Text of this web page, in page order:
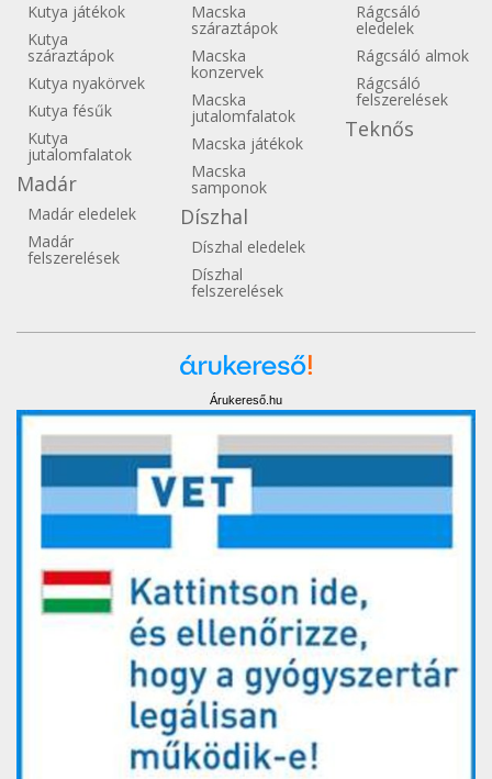
Kutya játékok
Kutya
száraztápok
Kutya nyakörvek
Kutya fésűk
Kutya
jutalomfalatok
Madár
Madár eledelek
Madár
felszerelések
Macska
száraztápok
Macska
konzervek
Macska
jutalomfalatok
Macska játékok
Macska
samponok
Díszhal
Díszhal eledelek
Díszhal
felszerelések
Rágcsáló
eledelek
Rágcsáló almok
Rágcsáló
felszerelések
Teknős
Árukereső.hu